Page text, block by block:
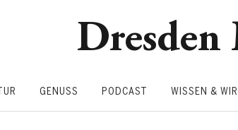
Dresden
GENUSS PODCAST WISSEN &